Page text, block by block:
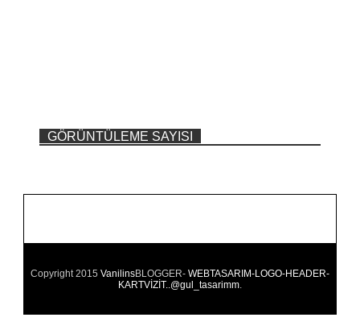
GÖRÜNTÜLEME SAYISI
Copyright 2015 VanilinsBLOGGER- WEBTASARIM-LOGO-HEADER-
KARTVİZİT..@gul_tasarimm